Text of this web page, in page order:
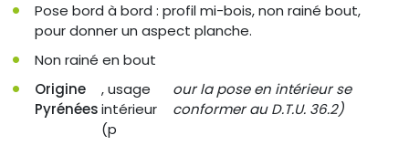
Pose bord à bord : profil mi-bois, non rainé bout,
pour donner un aspect planche.
Non rainé en bout
Origine
Pyrénées
, usage
intérieur
(p
our la pose en intérieur se
conformer au D.T.U. 36.2)